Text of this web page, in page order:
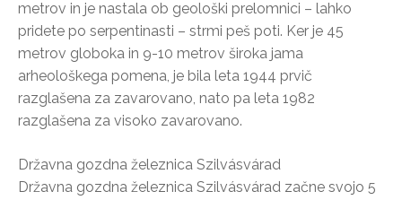
metrov in je nastala ob geološki prelomnici – lahko
pridete po serpentinasti – strmi peš poti. Ker je 45
metrov globoka in 9-10 metrov široka jama
arheološkega pomena, je bila leta 1944 prvič
razglašena za zavarovano, nato pa leta 1982
razglašena za visoko zavarovano.
Državna gozdna železnica Szilvásvárad
Državna gozdna železnica Szilvásvárad začne svojo 5